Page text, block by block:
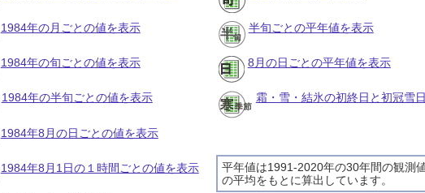
1984年の月ごとの値を表示 半旬ごとの平年値を表示
1984年の旬ごとの値を表示 8月の日ごとの平年値を表示
1984年の半旬ごとの値を表示 霜・雪・結氷の初終日と初冠雪
1984年8月の日ごとの値を表示
平年値は1991-2020年の30年間の観測
の平均をもとに算出しています。
1984年8月1日の１時間ごとの値を表示